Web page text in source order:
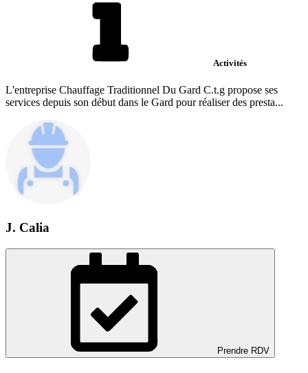
Activités
L'entreprise Chauffage Traditionnel Du Gard C.t.g propose ses
services depuis son début dans le Gard pour réaliser des presta...
J. Calia
Prendre RDV